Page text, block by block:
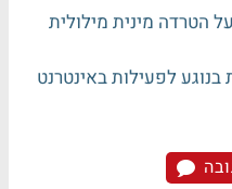
80,000 שקל על הטרדה מינית מילולית
לפעילות באינטרנט